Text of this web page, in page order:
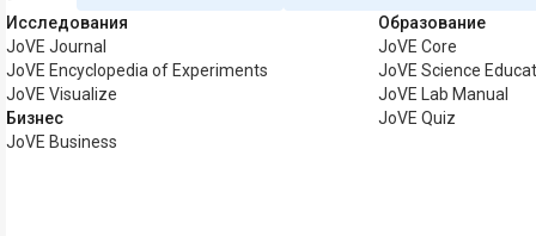
Исследования
JoVE Journal
JoVE Encyclopedia of Experiments
JoVE Visualize
Бизнес
JoVE Business
Образование
JoVE Core
JoVE Science
JoVE Lab Manual
JoVE Quiz